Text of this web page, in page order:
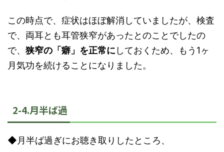
この時点で、症状はほぼ解消していましたが、検査
で、両耳とも耳管狭窄があったとのことでしたの
で、 狭窄の「癖」を正常に しておくため、もう1ヶ
月気功を続けることになりました。
2-4.月半ば過
◆月半ば過ぎにお聴き取りしたところ、